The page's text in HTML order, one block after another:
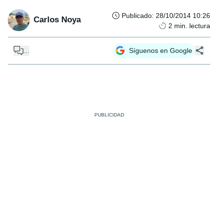
Carlos Noya Publicado: 28/10/2014 10:26
2 min. lectura
Síguenos en Google